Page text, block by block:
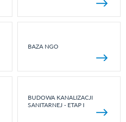
BAZA NGO
BUDOWA KANALIZACJI
SANITARNEJ - ETAP I